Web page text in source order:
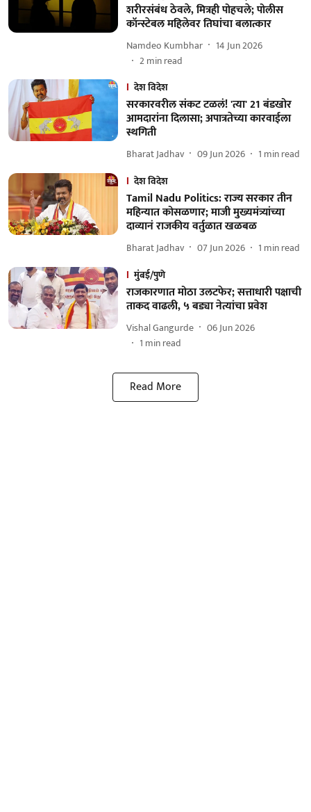
शरीरसंबंध ठेवले, मित्रही पोहचले; पोलीस
कॉन्स्टेबल महिलेवर तिघांचा बलात्कार
Namdeo Kumbhar
14 Jun 2026
2min read
देश विदेश
सरकारवरील संकट टळलं! 'त्या' 21 बंडखोर
आमदारांना दिलासा; अपात्रतेच्या कारवाईला
स्थगिती
Bharat Jadhav 09 Jun 2026 1 min read
देश विदेश
Tamil Nadu Politics: राज्य सरकार तीन
महिन्यात कोसळणार; माजी मुख्यमंत्र्यांच्या
दाव्यानं राजकीय वर्तुळात खळबळ
Bharat Jadhav 07 Jun 2026 1 min read
मुंबई/पुणे
राजकारणात मोठा उलटफेर; सत्ताधारी पक्षाची
ताकद वाढली, ५ बड्या नेत्यांचा प्रवेश
Vishal Gangurde
06 Jun 2026
1 min read
Read More